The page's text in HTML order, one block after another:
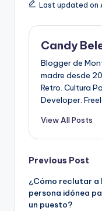
Last updated on
Candy
Blogger de
madre desde
Retro. Cultura
Developer.
View All Posts
Post
Previous Post
¿Cómo reclutar a
persona idónea
un puesto?